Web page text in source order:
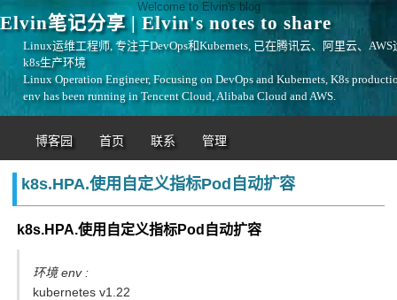
Welcome to Elvin's blog
Elvin笔记分享 | Elvin's notes to share
Linux运维工程师, 专注于DevOps和Kubernets, 已在腾讯云、阿里云、AWS
k8s生产环境
Linux Operation Engineer, Focusing on DevOps and Kubernets, K8s
env has been running in Tencent Cloud, Alibaba Cloud and AWS.
博客园 首页 联系 管理
k8s.HPA.使用自定义指标Pod自动扩容
k8s.HPA.使用自定义指标Pod自动扩容
环境 env :
kubernetes v1.22